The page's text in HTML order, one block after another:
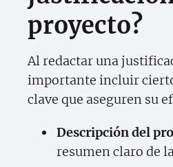
proyecto?
Al redactar una
importante incluir
clave que aseguren su
Descripción del
resumen claro de